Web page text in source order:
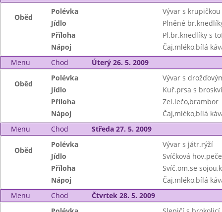
Oběd
Polévka
Vývar s
Jídlo
Plněné
Příloha
Pl.br.knedlíky s
Nápoj
Čaj,mléko,bílá
Menu
Chod Úterý 26. 5. 2009
Oběd
Polévka
Vývar s
Jídlo
Kuř.prsa s
Příloha
Zel.lečo,brambor
Nápoj
Čaj,mléko,bílá
Menu
Chod Středa 27. 5. 2009
Oběd
Polévka
Vývar s játr.rýží
Jídlo
Svíčková
Příloha
Svíč.om.se
Nápoj
Čaj,mléko,bílá
Menu
Chod
Čtvrtek 28. 5. 2009